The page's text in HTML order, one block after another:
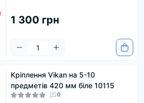
1 300 грн
Кріплення Vikan на 5-10
предметів 420 мм біле 10115
0